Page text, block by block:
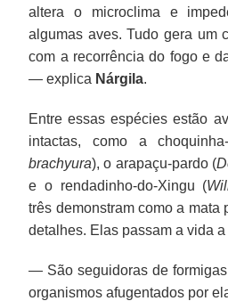
altera o microclima e
algumas aves. Tudo gera um
com a recorrência do fogo e
— explica Nárgila.
Entre essas espécies estão
intactas, como a
brachyura), o arapaçu-pardo (
e o rendadinho-do-Xingu (
três demonstram como a mata
detalhes. Elas passam a vida
— São seguidoras de
organismos afugentados por